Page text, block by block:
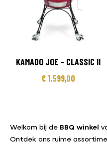
KAMADO JOE – CLASSIC II
€1.599,00
Welkom bij de BBQ winkel
Ontdek ons ruime